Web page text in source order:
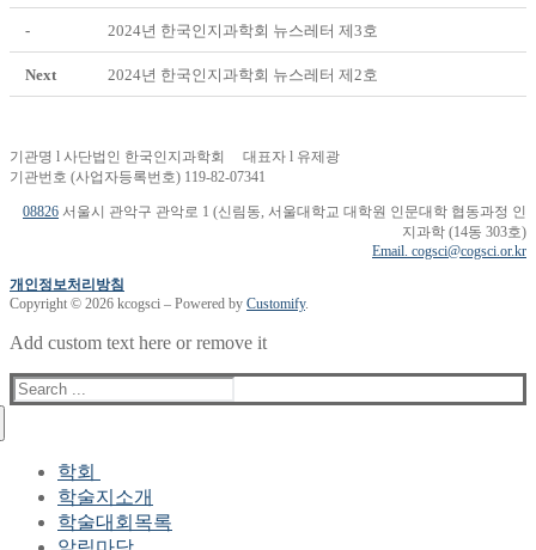
- 2024년 한국인지과학회 뉴스레터 제3호
Next 2024년 한국인지과학회 뉴스레터 제2호
기관명 l 사단법인 한국인지과학회 대표자 l 유제광
기관번호 (사업자등록번호) 119-82-07341
08826 서울시 관악구 관악로 1 (신림동, 서울대학교 대학원 인문대학 협동과정 인
지과학 (14동 303호)
Email. cogsci@cogsci.or.kr
개인정보처리방침
Copyright © 2026 kcogsci – Powered by Customify.
Add custom text here or remove it
Search
for:
학회
학회장 인사말
현 임원진
학술지소개
학술대회목록